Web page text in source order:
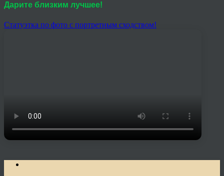
Дарите близким лучшее!
Статуэтка по фото с портретным сходством!